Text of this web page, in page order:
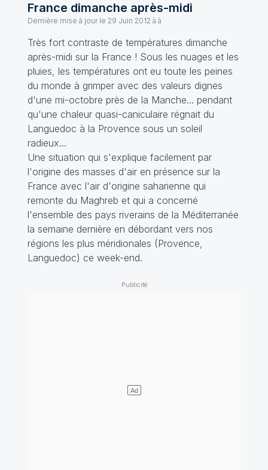
France dimanche après-midi
Dernière mise à jour le 29 Juin 2012 à à
Très fort contraste de températures dimanche
après-midi sur la France ! Sous les nuages et les
pluies, les températures ont eu toute les peines
du monde à grimper avec des valeurs dignes
d'une mi-octobre près de la Manche... pendant
qu'une chaleur quasi-caniculaire régnait du
Languedoc à la Provence sous un soleil
radieux...
Une situation qui s'explique facilement par
l'origine des masses d'air en présence sur la
France avec l'air d'origine saharienne qui
remonte du Maghreb et qui a concerné
l'ensemble des pays riverains de la Méditerranée
la semaine dernière en débordant vers nos
régions les plus méridionales (Provence,
Languedoc) ce week-end.